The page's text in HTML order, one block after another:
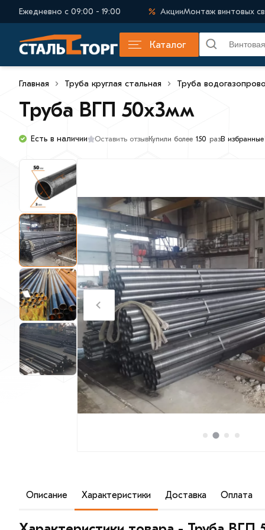
Ежедневно с 09:00 - 19:00 АкцииМонтаж винтовых
Каталог
Главная Труба круглая стальная Труба
Труба ВГП 50х3мм
Есть в наличии Оставить отзывКупили более 150 разВ избранные
Описание Характеристики Доставка Оплата
Труба ВГП 50х3мм водогазопроводная - это